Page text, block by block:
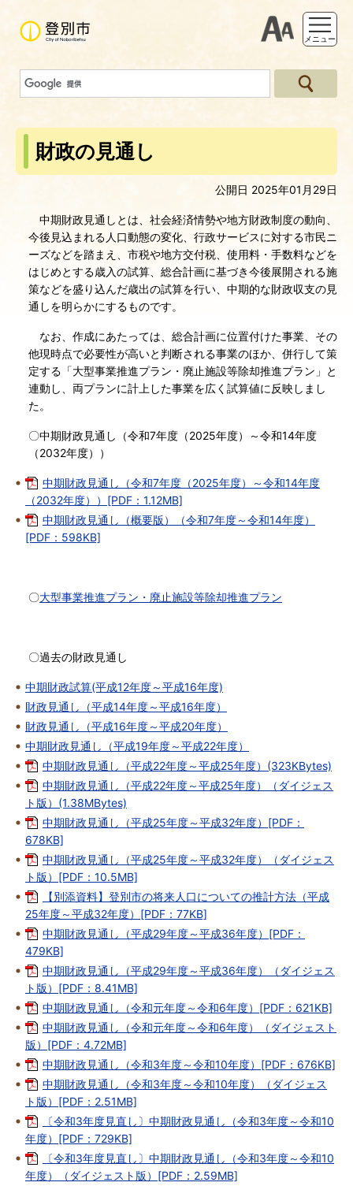
支援ツー
メニュー
財政の見通し
公開日 2025年01月29日
中期財政見通しとは、社会経済情勢や地方財政制度の動向、
今後見込まれる人口動態の変化、行政サービスに対する市民ニ
ーズなどを踏まえ、市税や地方交付税、使用料・手数料などを
はじめとする歳入の試算、総合計画に基づき今後展開される施
策などを盛り込んだ歳出の試算を行い、中期的な財政収支の見
通しを明らかにするものです。
なお、作成にあたっては、総合計画に位置付けた事業、その
他現時点で必要性が高いと判断される事業のほか、併行して策
定する「大型事業推進プラン・廃止施設等除却推進プラン」と
連動し、両プランに計上した事業を広く試算値に反映しまし
た。
〇中期財政見通し（令和7年度（2025年度）～令和14年度
（2032年度））
中期財政見通し（令和7年度（2025年度）～令和14年度
（2032年度））[PDF：1.12MB]
中期財政見通し（概要版）（令和7年度～令和14年度）
[PDF：598KB]
〇大型事業推進プラン・廃止施設等除却推進プラン
〇過去の財政見通し
中期財政試算(平成12年度～平成16年度)
財政見通し（平成14年度～平成16年度）
財政見通し（平成16年度～平成20年度）
中期財政見通し（平成19年度～平成22年度）
中期財政見通し（平成22年度～平成25年度）(323KBytes)
中期財政見通し（平成22年度～平成25年度）（ダイジェス
ト版）(1.38MBytes)
中期財政見通し（平成25年度～平成32年度）[PDF：
678KB]
中期財政見通し（平成25年度～平成32年度）（ダイジェス
ト版）[PDF：10.5MB]
【別添資料】登別市の将来人口についての推計方法（平成
25年度～平成32年度）[PDF：77KB]
中期財政見通し（平成29年度～平成36年度）[PDF：
479KB]
中期財政見通し（平成29年度～平成36年度）（ダイジェス
ト版）[PDF：8.41MB]
中期財政見通し（令和元年度～令和6年度）[PDF：621KB]
中期財政見通し（令和元年度～令和6年度）（ダイジェスト
版）[PDF：4.72MB]
中期財政見通し（令和3年度～令和10年度）[PDF：676KB]
中期財政見通し（令和3年度～令和10年度）（ダイジェス
ト版）[PDF：2.51MB]
〔令和3年度見直し〕中期財政見通し（令和3年度～令和10
年度）[PDF：729KB]
〔令和3年度見直し〕中期財政見通し（令和3年度～令和10
年度）（ダイジェスト版）[PDF：2.59MB]